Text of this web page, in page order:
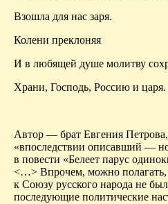
Взошла для нас заря.
Колени преклоняя
И в любящей душе молитву
Храни, Господь, Россию и царя.
Автор — брат Евгения
«впоследствии описавший —
в повести «Белеет парус
<…> Впрочем, можно полагать,
к Союзу русского народа не
последующие политические